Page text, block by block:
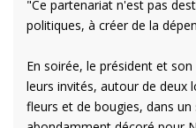
"Ce partenariat n'est pas
politiques, à créer de la
En soirée, le président et
leurs invités, autour de deux
fleurs et de bougies, dans